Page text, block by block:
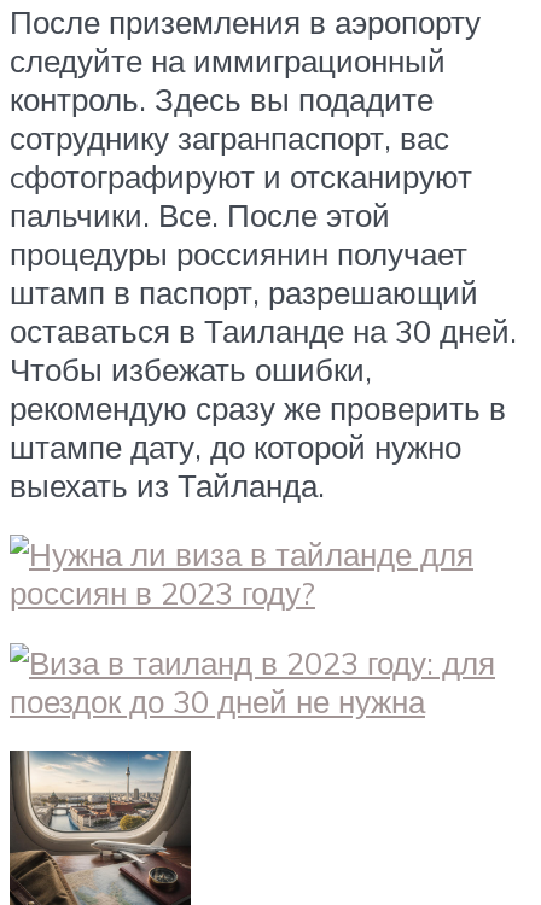
После приземления в аэропорту
следуйте на иммиграционный
контроль. Здесь вы подадите
сотруднику загранпаспорт, вас
cфотографируют и отсканируют
пальчики. Все. После этой
процедуры россиянин получает
штамп в паспорт, разрешающий
оставаться в Таиланде на 30 дней.
Чтобы избежать ошибки,
рекомендую сразу же проверить в
штампе дату, до которой нужно
выехать из Тайланда.